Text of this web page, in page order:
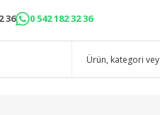
36 0 542 182 32 36